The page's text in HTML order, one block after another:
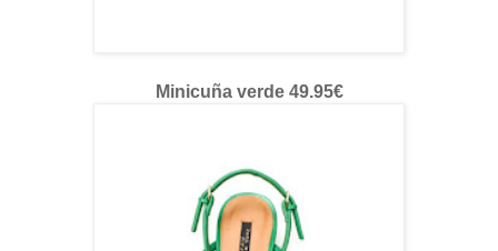
Minicuña verde 49.95€